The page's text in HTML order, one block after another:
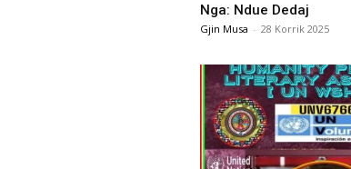
Nga: Ndue Dedaj
Gjin Musa - 28 Korrik 2025